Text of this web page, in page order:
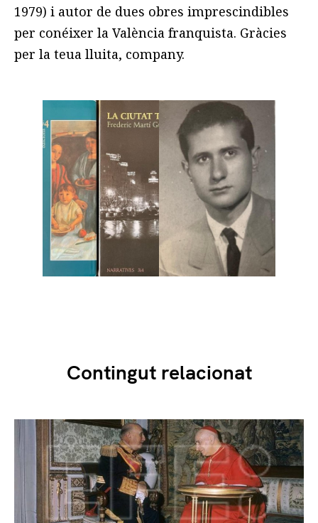
1979) i autor de dues obres imprescindibles
per conéixer la València franquista. Gràcies
per la teua lluita, company.
Contingut relacionat